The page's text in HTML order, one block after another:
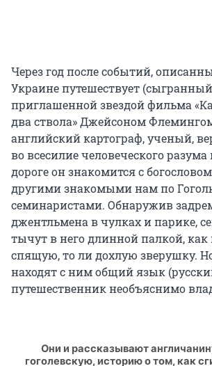
Через год после событий,
Украине путешествует (сыгранный
приглашенной звездой фильма
два ствола» Джейсоном
английский картограф, ученый,
во всесилие человеческого
дороге он знакомится с
другими знакомыми нам по
семинаристами. Обнаружив
джентльмена в чулках и парике,
тычут в него длинной палкой, как
спящую, то ли дохлую зверушку.
находят с ним общий язык
путешественник необъяснимо
Они и рассказывают
гоголевскую, историю о том, как